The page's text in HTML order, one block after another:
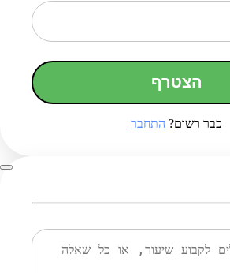
הצטרף
כבר רשום? התחבר